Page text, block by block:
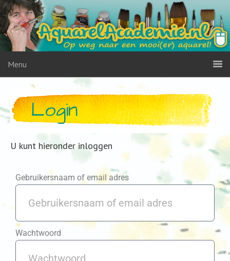
Menu
Login
U kunt hieronder inloggen
Gebruikersnaam of email adres
Wachtwoord